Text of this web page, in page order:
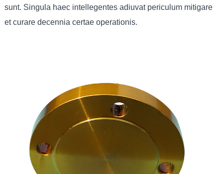
sunt. Singula haec intellegentes adiuvat periculum mitigare
et curare decennia certae operationis.